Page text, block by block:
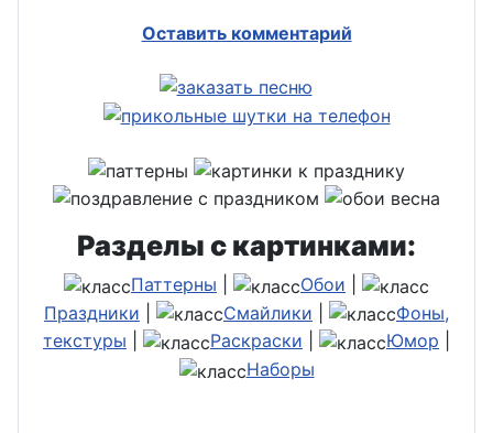
Оставить комментарий
Разделы с картинками:
Паттерны Обои
Праздники
Смайлики
Фоны,
текстуры
Раскраски Юмор
Наборы